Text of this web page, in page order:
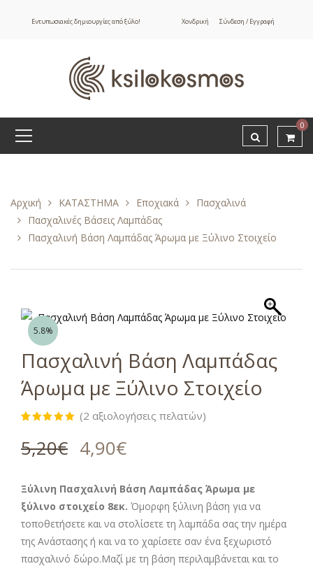
Εντυπωσιακές δημιουργίες από ξύλο! Χονδρική Σύνδεση / Εγγραφή
0
Αρχική ΚΑΤΑΣΤΗΜΑ Εποχιακά
Πασχαλινά
Πασχαλινές Βάσεις Λαμπάδας
Πασχαλινή Βάση Λαμπάδας Άρωμα με Ξύλινο Στοιχείο
5.8%
Πασχαλινή Βάση Λαμπάδας
Άρωμα με Ξύλινο Στοιχείο
από 5 με
βάση
(2 αξιολογήσεις πελατών)
5,20€ 4,90€
Ξύλινη Πασχαλινή Βάση Λαμπάδας Άρωμα με
ξύλινο στοιχείο 8εκ. Όμορφη ξύλινη βάση για να
τοποθετήσετε και να στολίσετε τη λαμπάδα σας την ημέρα
της Ανάστασης ή και να το χαρίσετε σαν ένα ξεχωριστό
πασχαλινό δώρο.Μαζί με τη βάση περιλαμβάνεται και το